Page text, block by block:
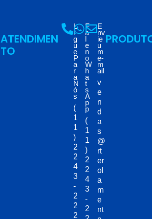
ATENDIMEN
TO
L
i
g
u
e
P
a
r
a
N
ó
s
(
1
1
)
2
2
4
3
-
2
2
2
F
a
l
e
n
o
W
h
a
t
s
A
p
p
(
1
1
)
2
2
4
3
-
2
E
nv
ie
u
m
e-
m
ail
v
e
n
d
a
s
@
rt
er
ol
a
m
e
nt